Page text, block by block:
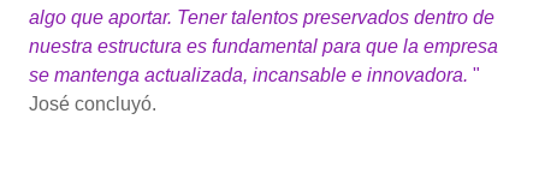
algo que aportar. Tener talentos preservados dentro de
nuestra estructura es fundamental para que la empresa
se mantenga actualizada, incansable e innovadora. "
José concluyó.